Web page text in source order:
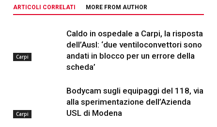
ARTICOLI CORRELATI MORE FROM AUTHOR
Carpi
Caldo in ospedale a Carpi, la risposta
dell’Ausl: ‘due ventiloconvettori sono
andati in blocco per un errore della
scheda’
Carpi
Bodycam sugli equipaggi del 118, via
alla sperimentazione dell’Azienda
USL di Modena